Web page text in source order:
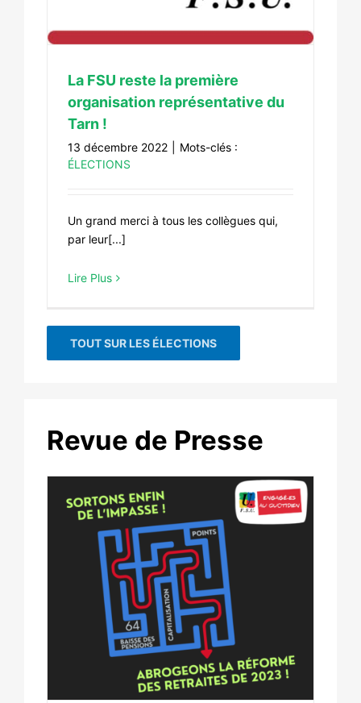
La FSU reste la première
organisation représentative du
Tarn !
13 décembre 2022
Mots-clés :
ÉLECTIONS
Un grand merci à tous les collègues qui,
par leur[...]
Lire Plus
TOUT SUR LES ÉLECTIONS
Revue de Presse